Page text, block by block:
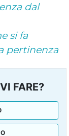
dal
si fa
pertinenza
FARE?